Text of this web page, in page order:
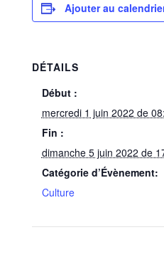
Ajouter au
DÉTAILS
Début :
mercredi 1 juin 2022 de
Fin :
dimanche 5 juin 2022 de
Catégorie d’Évènement:
Culture